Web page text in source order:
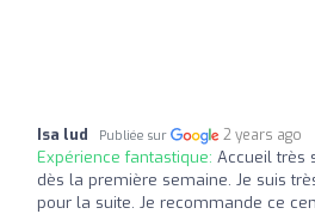
Isa lud Publiée sur 2 years ago
Expérience fantastique: Accueil très
dès la première semaine. Je suis
pour la suite. Je recommande ce